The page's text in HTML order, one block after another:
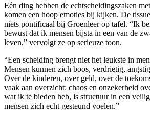
Eén ding hebben de echtscheidingszaken
komen een hoop emoties bij kijken. De
niets pontificaal bij Groenleer op tafel. “Ik
bewust dat ik mensen bijsta in een van de
leven,” vervolgt ze op serieuze toon.
“Een scheiding brengt niet het leukste in
Mensen kunnen zich boos, verdrietig,
Over de kinderen, over geld, over de
vaak aan overzicht: chaos en onzekerheid
wat ik te bieden heb, is structuur in een
mensen zich echt gesteund voelen.”